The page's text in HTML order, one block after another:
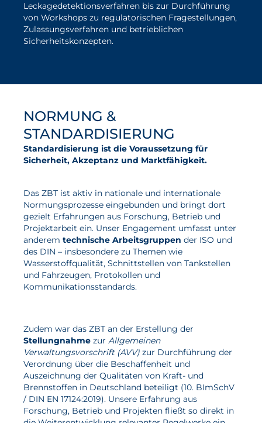
Leckagedetektionsverfahren bis zur Durchführung
von Workshops zu regulatorischen Fragestellungen,
Zulassungsverfahren und betrieblichen
Sicherheitskonzepten.
NORMUNG &
STANDARDISIERUNG
Standardisierung ist die Voraussetzung für
Sicherheit, Akzeptanz und Marktfähigkeit.
Das ZBT ist aktiv in nationale und internationale
Normungsprozesse eingebunden und bringt dort
gezielt Erfahrungen aus Forschung, Betrieb und
Projektarbeit ein. Unser Engagement umfasst unter
anderem technische Arbeitsgruppen der ISO und
des DIN – insbesondere zu Themen wie
Wasserstoffqualität, Schnittstellen von Tankstellen
und Fahrzeugen, Protokollen und
Kommunikationsstandards.
Zudem war das ZBT an der Erstellung der
Stellungnahme zur Allgemeinen
Verwaltungsvorschrift (AVV) zur Durchführung der
Verordnung über die Beschaffenheit und
Auszeichnung der Qualitäten von Kraft- und
Brennstoffen in Deutschland beteiligt (10. BImSchV
/ DIN EN 17124:2019). Unsere Erfahrung aus
Forschung, Betrieb und Projekten fließt so direkt in